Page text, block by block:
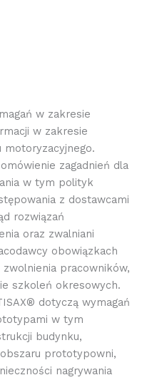
w zakresie
w zakresie
motoryzacyjnego.
zagadnień dla
w tym polityk
z dostawcami
rozwiązań
oraz zwalniani
obowiązkach
pracowników,
szkoleń okresowych.
dotyczą wymagań
w tym
budynku,
prototypowni,
nagrywania